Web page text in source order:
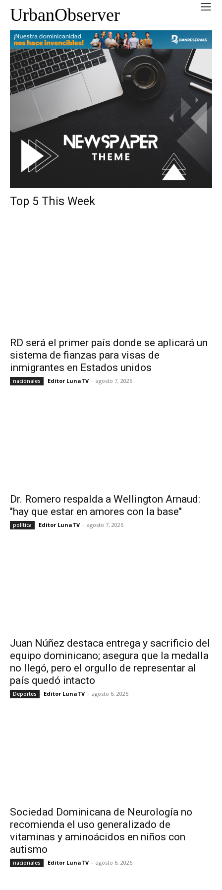
UrbanObserver
Top 5 This Week
RD será el primer país donde se aplicará un
sistema de fianzas para visas de
inmigrantes en Estados unidos
nacionales Editor LunaTV - agosto 7, 2026
Dr. Romero respalda a Wellington Arnaud:
"hay que estar en amores con la base"
política Editor LunaTV - agosto 7, 2026
Juan Núñez destaca entrega y sacrificio del
equipo dominicano; asegura que la medalla
no llegó, pero el orgullo de representar al
país quedó intacto
Deportes Editor LunaTV - agosto 6, 2026
Sociedad Dominicana de Neurología no
recomienda el uso generalizado de
vitaminas y aminoácidos en niños con
autismo
nacionales Editor LunaTV - agosto 6, 2026